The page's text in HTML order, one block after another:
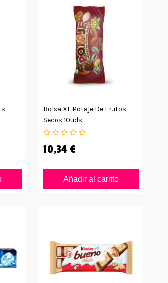
Bolsa XL Potaje De Frutos
Secos 10uds
10,34 €
Añadir al carrito